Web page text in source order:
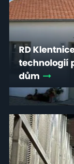
RD
technologií
dům